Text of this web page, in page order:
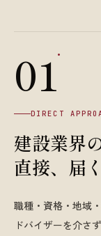
01.
DIRECT
建設業界
直接、届く
職種・資格・地域
ドバイザーを介さ